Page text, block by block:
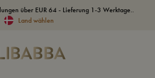
über EUR 64 - Lieferung 1-3 Werktage..
Land wählen